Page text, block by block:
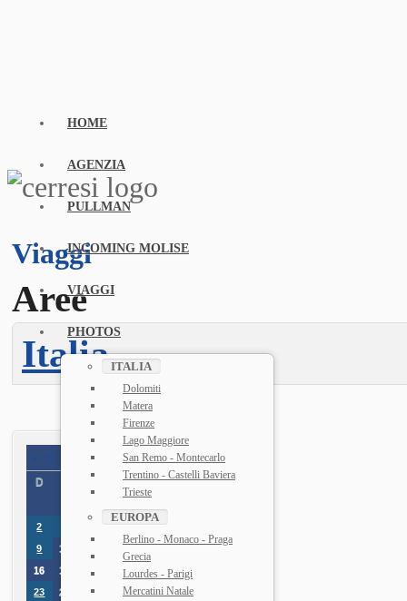
HOME
AGENZIA
PULLMAN
INCOMING MOLISE
VIAGGI
PHOTOS
ITALIA
Dolomiti
Matera
Firenze
Lago Maggiore
San Remo - Montecarlo
Trentino - Castelli Baviera
Trieste
EUROPA
Berlino - Monaco - Praga
Grecia
Lourdes - Parigi
Mercatini Natale
Viaggi
Aree
Italia
« < Agosto2026 > »
D G V D
2
5 6
9 10 12 13 14
15
16
17 18 19 20 21
22
23
24 25 26 27 28
29